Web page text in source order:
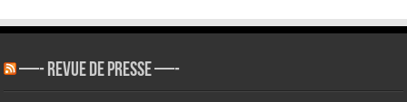
—- REVUE DE PRESSE —-